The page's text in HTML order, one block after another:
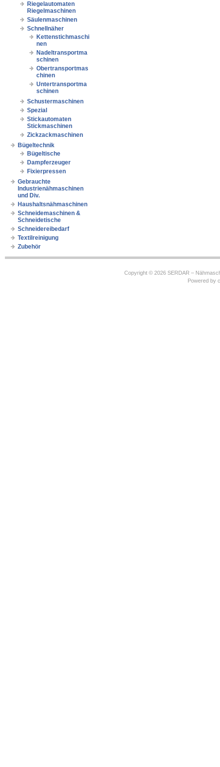
Riegelautomaten
Riegelmaschinen
Säulenmaschinen
Schnellnäher
Kettenstichmaschi
nen
Nadeltransportma
schinen
Obertransportmas
chinen
Untertransportma
schinen
Schustermaschinen
Spezial
Stickautomaten
Stickmaschinen
Zickzackmaschinen
Bügeltechnik
Bügeltische
Dampferzeuger
Fixierpressen
Gebrauchte
Industrienähmaschinen
und Div.
Haushaltsnähmaschinen
Schneidemaschinen &
Schneidetische
Schneidereibedarf
Textilreinigung
Zubehör
Copyright © 2026 SERDAR –
Powered by